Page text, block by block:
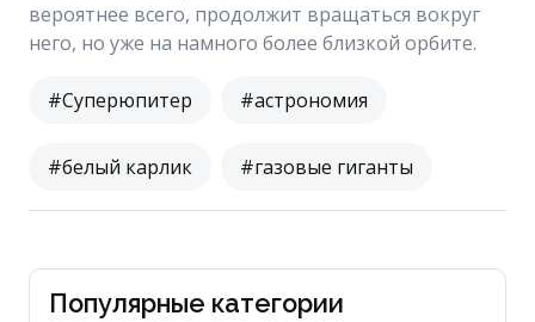
вероятнее всего, продолжит вращаться вокруг
него, но уже на намного более близкой орбите.
#Суперюпитер #астрономия
#белый карлик #газовые гиганты
Популярные категории